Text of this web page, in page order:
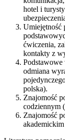
hotel i
Umiejętność
ćwiczenia,
kontakty z
Podstawowe
odmiana
polska).
Znajomość
codziennym
Znajomość